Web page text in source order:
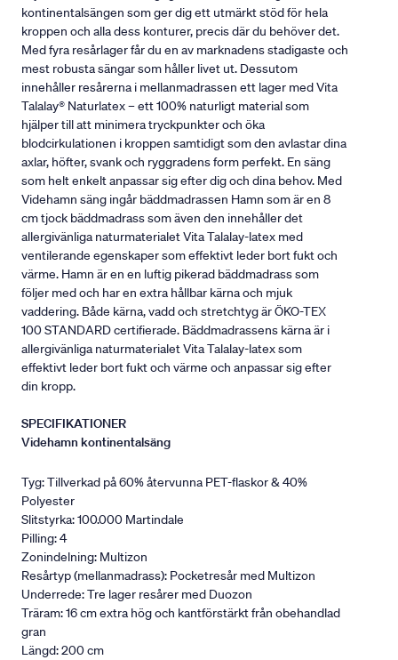
kontinentalsängen som ger dig ett utmärkt stöd för hela
kroppen och alla dess konturer, precis där du behöver det.
Med fyra resårlager får du en av marknadens stadigaste och
mest robusta sängar som håller livet ut. Dessutom
innehåller resårerna i mellanmadrassen ett lager med Vita
Talalay® Naturlatex – ett 100% naturligt material som
hjälper till att minimera tryckpunkter och öka
blodcirkulationen i kroppen samtidigt som den avlastar dina
axlar, höfter, svank och ryggradens form perfekt. En säng
som helt enkelt anpassar sig efter dig och dina behov. Med
Videhamn säng ingår bäddmadrassen Hamn som är en 8
cm tjock bäddmadrass som även den innehåller det
allergivänliga naturmaterialet Vita Talalay-latex med
ventilerande egenskaper som effektivt leder bort fukt och
värme. Hamn är en en luftig pikerad bäddmadrass som
följer med och har en extra hållbar kärna och mjuk
vaddering. Både kärna, vadd och stretchtyg är ÖKO-TEX
100 STANDARD certifierade. Bäddmadrassens kärna är i
allergivänliga naturmaterialet Vita Talalay-latex som
effektivt leder bort fukt och värme och anpassar sig efter
din kropp.
SPECIFIKATIONER
Videhamn kontinentalsäng
Tyg: Tillverkad på 60% återvunna PET-flaskor & 40%
Polyester
Slitstyrka: 100.000 Martindale
Pilling: 4
Zonindelning: Multizon
Resårtyp (mellanmadrass): Pocketresår med Multizon
Underrede: Tre lager resårer med Duozon
Träram: 16 cm extra hög och kantförstärkt från obehandlad
gran
Längd: 200 cm